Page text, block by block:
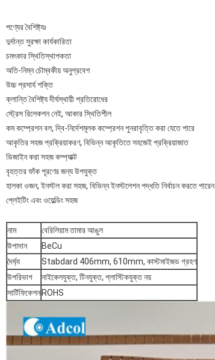
পণ্যের বৈশিষ্ট্যঃ
দুর্দান্ত সুরক্ষা কার্যকারিতা
চমৎকার স্থিতিস্থাপকতা
অতি-নিম্ন চৌম্বকীয় অনুপ্রবেশ
উচ্চ প্রসার্য শক্তি
ক্লান্তি বৈশিষ্ট্য দীর্ঘস্থায়ী প্রতিরোধের
স্ট্রেস রিলেকশন নেই, আকার স্থিতিশীল
কম কম্প্রেশন বল, দ্বি-নির্দেশমূলক কম্প্রেশন পুনরাবৃত্তি করা যেতে পারে
আকৃতির সহজ প্রক্রিয়াকরণ, বিভিন্ন আকৃতিতে সহজেই প্রক্রিয়াজাত
ডিজাইন করা সহজ কম্প্যাক্ট
বৃহত্তর ফাঁক পূরণের জন্য উপযুক্ত
হালকা ওজন, ইনস্টল করা সহজ, বিভিন্ন ইনস্টলেশন পদ্ধতি নির্বাচন করতে পারেন
প্লেইটিং এবং ওয়েল্ডিং সহজ
নাম
বেরিলিয়াম তামার আঙুল
উপাদান
BeCu
দৈর্ঘ্য
Stabdard 406mm, 610mm, কাস্টমাইজড গ্রহণ
উপরিভাগ
নাইকেলযুক্ত, টিনযুক্ত, প্লাস্টিকযুক্ত নয়
সার্টিফিকেশন ROHS